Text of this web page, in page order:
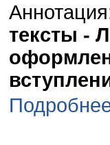
тексты -